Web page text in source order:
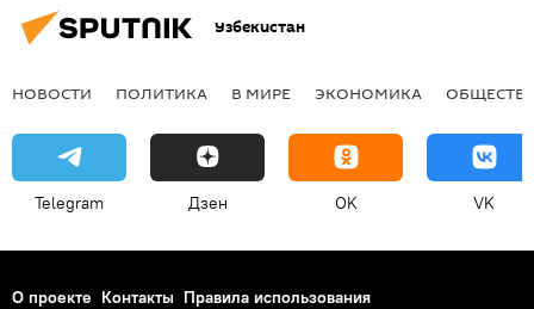
Узбекистан
НОВОСТИ ПОЛИТИКА В МИРЕ ЭКОНОМИКА
Telegram Дзен OK VK
О проекте Контакты Правила использования